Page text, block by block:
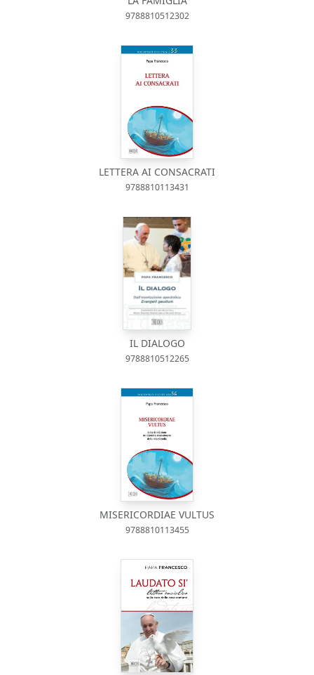
9788810512302
LETTERA AI CONSACRATI
9788810113431
IL DIALOGO
9788810512265
MISERICORDIAE VULTUS
9788810113455